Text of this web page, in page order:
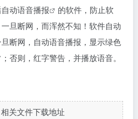
动语音播报
的软件，防止软
旦断网，而浑然不知！软件自动
断网，自动语音播报，显示绿色
否则，红字警告，并播放语音。
相关文件下载地址